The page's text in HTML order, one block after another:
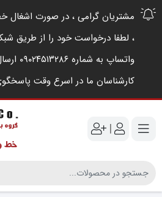
مشتریان گرامی ، در صورت اشغال
، لطفا درخواست خود را از طریق
واتساپ به
کارشناسان ما در اسرع وقت
|